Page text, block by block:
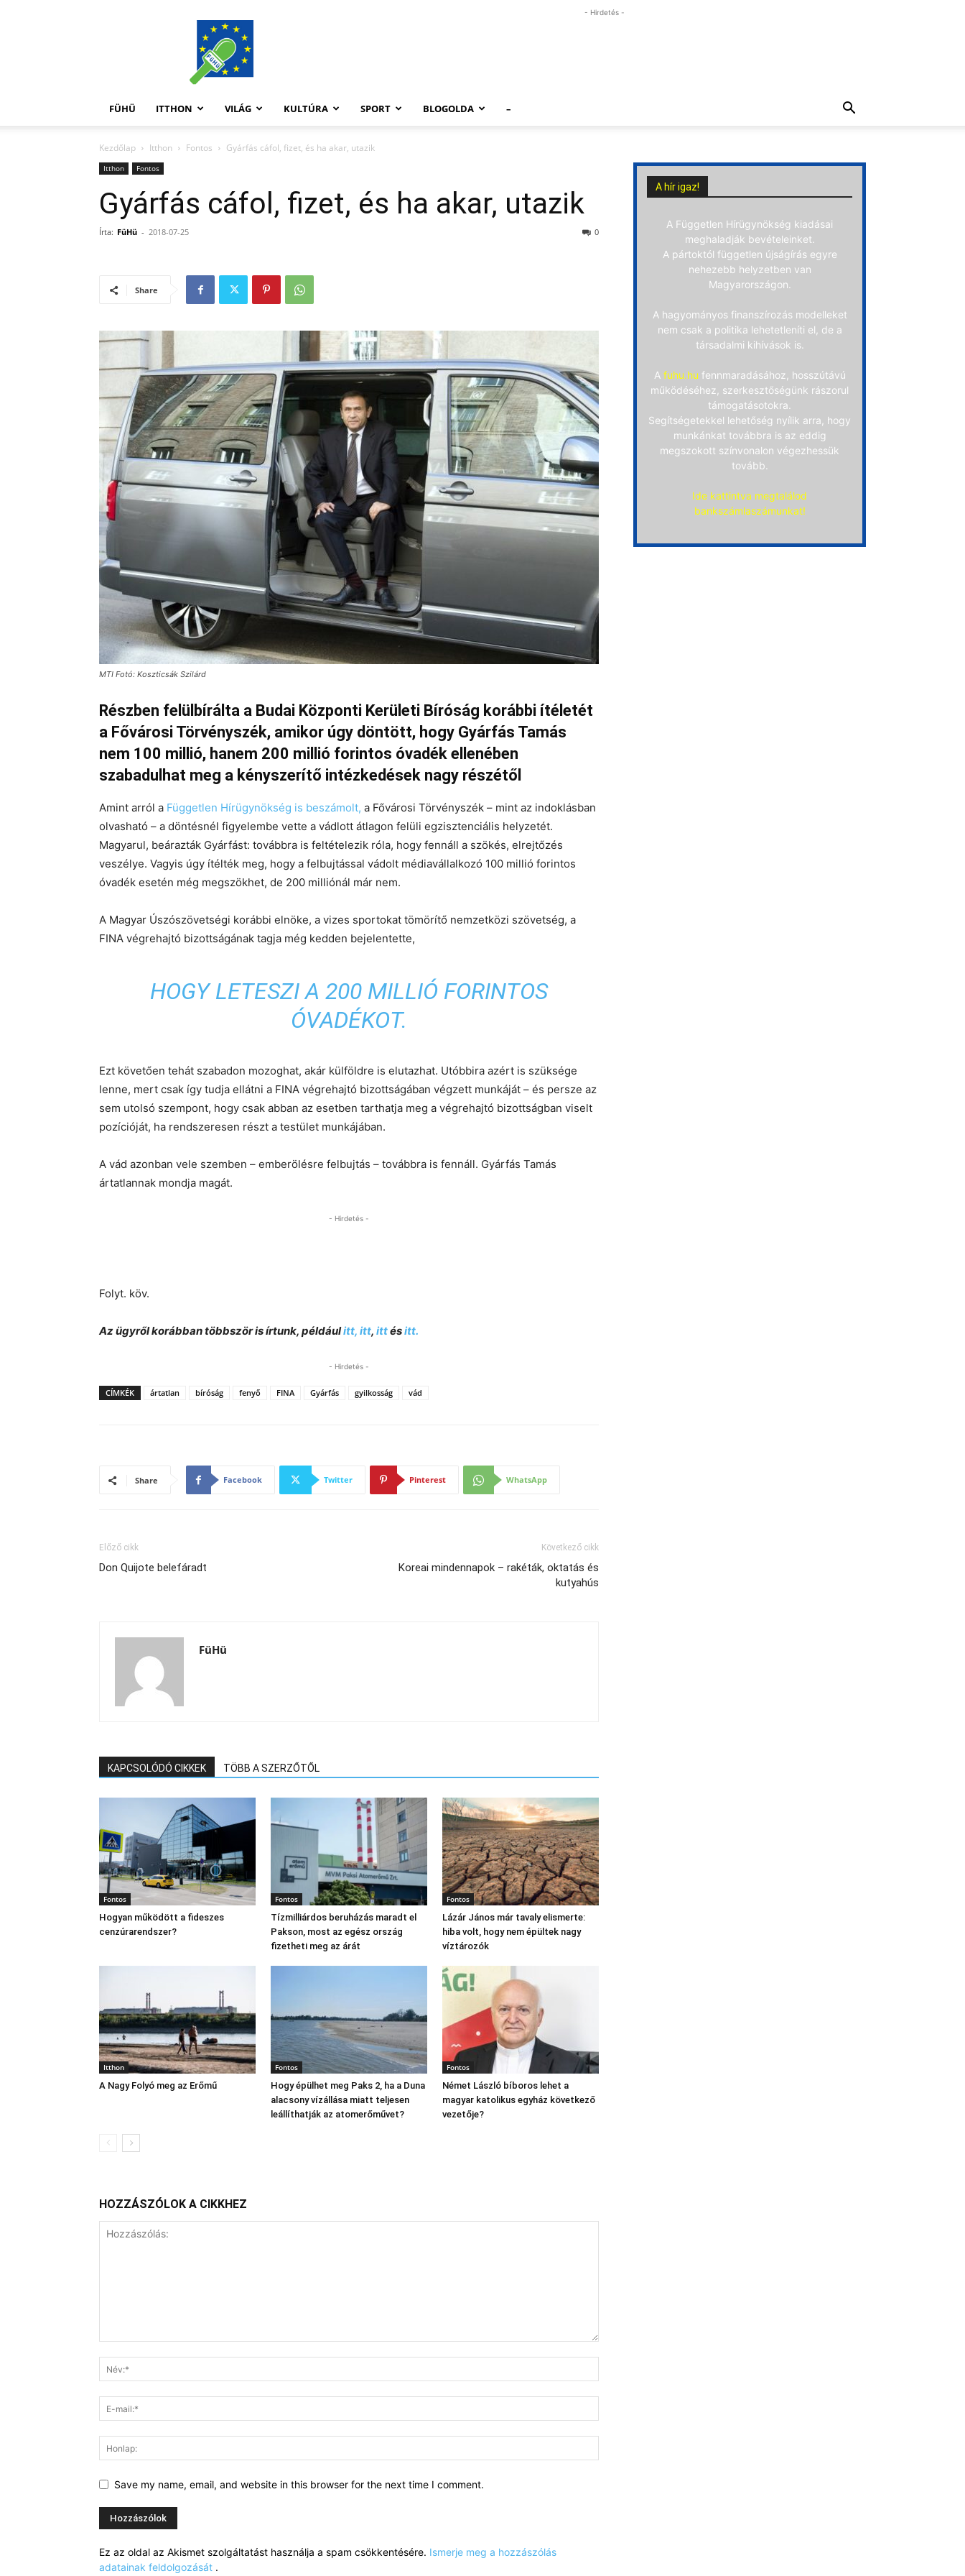
FüHü
- Hirdetés -
FÜHÜ ITTHON VILÁG KULTÚRA SPORT BLOGOLDA –
Kezdőlap Itthon Fontos Gyárfás cáfol, fizet, és ha akar, utazik
Itthon Fontos
Gyárfás cáfol, fizet, és ha akar, utazik
Írta: FüHü - 2018-07-25 0
Share
MTI Fotó: Koszticsák Szilárd
Részben felülbírálta a Budai Központi Kerületi Bíróság korábbi ítéletét
a Fővárosi Törvényszék, amikor úgy döntött, hogy Gyárfás Tamás
nem 100 millió, hanem 200 millió forintos óvadék ellenében
szabadulhat meg a kényszerítő intézkedések nagy részétől
Amint arról a Független Hírügynökség is beszámolt, a Fővárosi Törvényszék – mint az indoklásban
olvasható – a döntésnél figyelembe vette a vádlott átlagon felüli egzisztenciális helyzetét.
Magyarul, beárazták Gyárfást: továbbra is feltételezik róla, hogy fennáll a szökés, elrejtőzés
veszélye. Vagyis úgy ítélték meg, hogy a felbujtással vádolt médiavállalkozó 100 millió forintos
óvadék esetén még megszökhet, de 200 milliónál már nem.
A Magyar Úszószövetségi korábbi elnöke, a vizes sportokat tömörítő nemzetközi szövetség, a
FINA végrehajtó bizottságának tagja még kedden bejelentette,
HOGY LETESZI A 200 MILLIÓ FORINTOS
ÓVADÉKOT.
Ezt követően tehát szabadon mozoghat, akár külföldre is elutazhat. Utóbbira azért is szüksége
lenne, mert csak így tudja ellátni a FINA végrehajtó bizottságában végzett munkáját – és persze az
sem utolsó szempont, hogy csak abban az esetben tarthatja meg a végrehajtó bizottságban viselt
pozícióját, ha rendszeresen részt a testület munkájában.
A vád azonban vele szemben – emberölésre felbujtás – továbbra is fennáll. Gyárfás Tamás
ártatlannak mondja magát.
- Hirdetés -
Folyt. köv.
Az ügyről korábban többször is írtunk, példáulitt, itt, ittésitt.
- Hirdetés -
CÍMKÉK ártatlan bíróság fenyő FINA Gyárfás gyilkosság vád
Share Facebook Twitter Pinterest WhatsApp
Előző cikk
Don Quijote belefáradt
Következő cikk
Koreai mindennapok – rakéták, oktatás és
kutyahús
FüHü
KAPCSOLÓDÓ CIKKEK TÖBB A SZERZŐTŐL
Fontos
Hogyan működött a fideszes
cenzúrarendszer?
Fontos
Tízmilliárdos beruházás maradt el
Pakson, most az egész ország
fizetheti meg az árát
Fontos
Lázár János már tavaly elismerte:
hiba volt, hogy nem épültek nagy
víztározók
Itthon
A Nagy Folyó meg az Erőmű
Fontos
Hogy épülhet meg Paks 2, ha a Duna
alacsony vízállása miatt teljesen
leállíthatják az atomerőművet?
Fontos
Német László bíboros lehet a
magyar katolikus egyház következő
vezetője?
HOZZÁSZÓLOK A CIKKHEZ
Save my name, email, and website in this browser for the next time I comment.
Ez az oldal az Akismet szolgáltatást használja a spam csökkentésére. Ismerje meg a hozzászólás
adatainak feldolgozását .
A hír igaz!
A Független Hírügynökség kiadásai
meghaladják bevételeinket.
A pártoktól független újságírás egyre
nehezebb helyzetben van
Magyarországon.
A hagyományos finanszírozás modelleket
nem csak a politika lehetetleníti el, de a
társadalmi kihívások is.
A fuhu.hu fennmaradásához, hosszútávú
működéséhez, szerkesztőségünk rászorul
támogatásotokra.
Segítségetekkel lehetőség nyílik arra, hogy
munkánkat továbbra is az eddig
megszokott színvonalon végezhessük
tovább.
Ide kattintva megtalálod
bankszámlaszámunkat!